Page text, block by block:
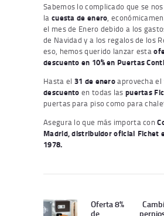
Sabemos lo complicado que se
la cuesta de enero,
el mes de Enero debido a los
de Navidad y a los regalos de los
eso, hemos querido lanzar esta
descuento en 10% en Puertas
Hasta el 31 de eneroaprovecha el
descuento en todas las puertas
puertas para piso como para
Asegura lo que más importa con
Madrid, distribuidor oficial Fichet
1978.
de
Publicación
Oferta 8%
de